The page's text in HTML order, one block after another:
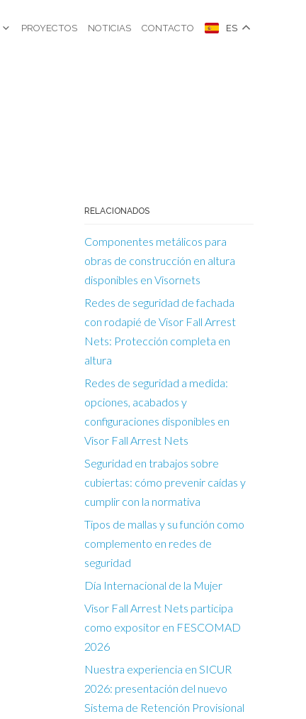
PROYECTOS NOTICIAS CONTACTO ES
RELACIONADOS
Componentes metálicos para
obras de construcción en altura
disponibles en Visornets
Redes de seguridad de fachada
con rodapié de Visor Fall Arrest
Nets: Protección completa en
altura
Redes de seguridad a medida:
opciones, acabados y
configuraciones disponibles en
Visor Fall Arrest Nets
Seguridad en trabajos sobre
cubiertas: cómo prevenir caídas y
cumplir con la normativa
Tipos de mallas y su función como
complemento en redes de
seguridad
Día Internacional de la Mujer
Visor Fall Arrest Nets participa
como expositor en FESCOMAD
2026
Nuestra experiencia en SICUR
2026: presentación del nuevo
Sistema de Retención Provisional